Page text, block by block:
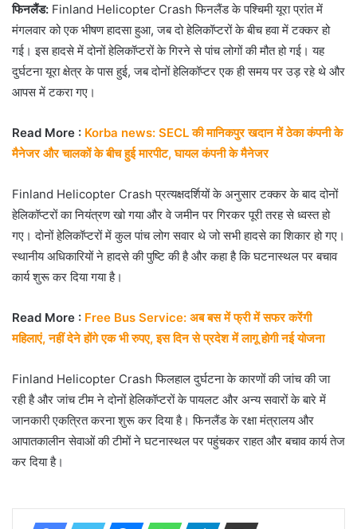
फिनलैंड: Finland Helicopter Crash फिनलैंड के पश्चिमी यूरा प्रांत में
मंगलवार को एक भीषण हादसा हुआ, जब दो हेलिकॉप्टरों के बीच हवा में टक्कर हो
गई। इस हादसे में दोनों हेलिकॉप्टरों के गिरने से पांच लोगों की मौत हो गई। यह
दुर्घटना यूरा क्षेत्र के पास हुई, जब दोनों हेलिकॉप्टर एक ही समय पर उड़ रहे थे और
आपस में टकरा गए।
Read More : Korba news: SECL की मानिकपुर खदान में ठेका कंपनी के
मैनेजर और चालकों के बीच हुई मारपीट, घायल कंपनी के मैनेजर
Finland Helicopter Crash प्रत्यक्षदर्शियों के अनुसार टक्कर के बाद दोनों
हेलिकॉप्टरों का नियंत्रण खो गया और वे जमीन पर गिरकर पूरी तरह से ध्वस्त हो
गए। दोनों हेलिकॉप्टरों में कुल पांच लोग सवार थे जो सभी हादसे का शिकार हो गए।
स्थानीय अधिकारियों ने हादसे की पुष्टि की है और कहा है कि घटनास्थल पर बचाव
कार्य शुरू कर दिया गया है।
Read More : Free Bus Service: अब बस में फ्री में सफर करेंगी
महिलाएं, नहीं देने होंगे एक भी रुपए, इस दिन से प्रदेश में लागू होगी नई योजना
Finland Helicopter Crash फिलहाल दुर्घटना के कारणों की जांच की जा
रही है और जांच टीम ने दोनों हेलिकॉप्टरों के पायलट और अन्य सवारों के बारे में
जानकारी एकत्रित करना शुरू कर दिया है। फिनलैंड के रक्षा मंत्रालय और
आपातकालीन सेवाओं की टीमों ने घटनास्थल पर पहुंचकर राहत और बचाव कार्य तेज
कर दिया है।